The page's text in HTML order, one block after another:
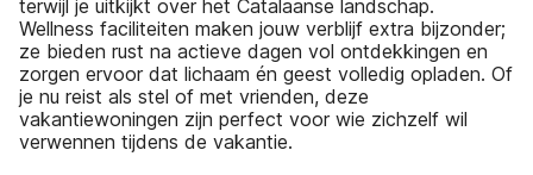
terwijl je uitkijkt over het Catalaanse landschap.
Wellness faciliteiten maken jouw verblijf extra bijzonder;
ze bieden rust na actieve dagen vol ontdekkingen en
zorgen ervoor dat lichaam én geest volledig opladen. Of
je nu reist als stel of met vrienden, deze
vakantiewoningen zijn perfect voor wie zichzelf wil
verwennen tijdens de vakantie.